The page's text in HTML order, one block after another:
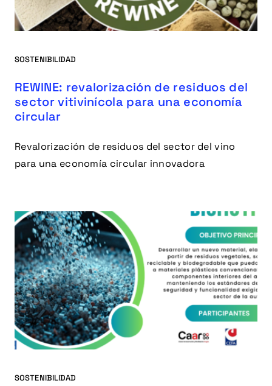
SOSTENIBILIDAD
REWINE: revalorización de residuos del
sector vitivinícola para una economía
circular
Revalorización de residuos del sector del vino
para una economía circular innovadora
SOSTENIBILIDAD